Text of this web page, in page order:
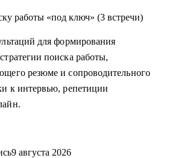
работы «под ключ» (3 встречи)
для формирования
поиска работы,
резюме и сопроводительного
к интервью, репетиции
9 августа 2026